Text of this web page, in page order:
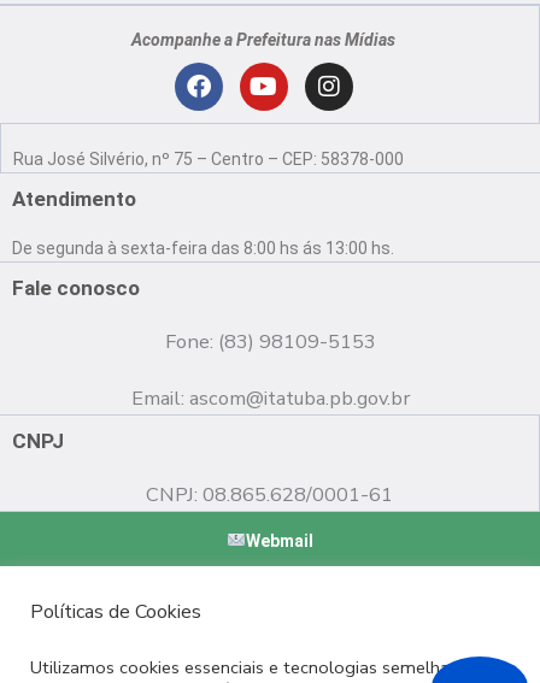
Acompanhe a Prefeitura nas Mídias
F
c
o
o
Y
u
b
e
I
n
s
g
r
Rua José Silvério, nº 75 – Centro – CEP: 58378-000
Atendimento
De segunda à sexta-feira das 8:00 hs ás 13:00 hs.
Fale conosco
Fone: (83) 98109-5153
Email: ascom@itatuba.pb.gov.br
CNPJ
CNPJ: 08.865.628/0001-61
Webmail
Políticas de Cookies
Utilizamos cookies essenciais e tecnologias semelhantes de